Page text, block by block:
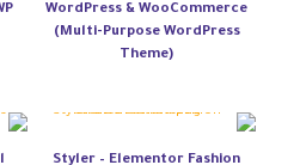
WordPress & WooCommerce
(Multi-Purpose WordPress
Theme)
Styler – Elementor Fashion